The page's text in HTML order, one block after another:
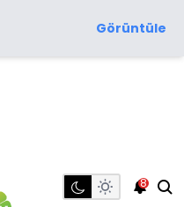
Görüntüle
8